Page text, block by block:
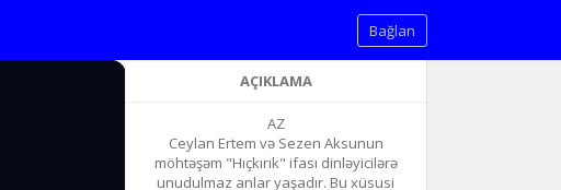
Bağlan
AÇIKLAMA
AZ
Ceylan Ertem və Sezen Aksunun
möhtəşəm "Hıçkırık" ifası dinləyicilərə
unudulmaz anlar yaşadır. Bu xüsusi